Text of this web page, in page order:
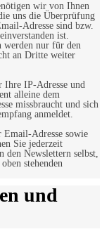
wir von Ihnen
uns die Überprüfung
Adresse sind bzw.
ist.
werden nur für den
an Dritte weiter
Ihre IP-Adresse und
alleine dem
missbraucht und sich
anmeldet.
Adresse sowie
Sie jederzeit
Newslettern selbst,
stehenden
und